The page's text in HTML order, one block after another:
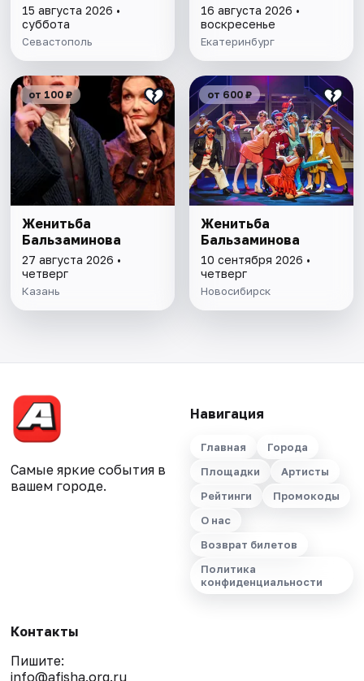
15 августа 2026 •
суббота
Севастополь
16 августа 2026 •
воскресенье
Екатеринбург
от 100 ₽
Женитьба
Бальзаминова
27 августа 2026 •
четверг
Казань
от 600 ₽
Женитьба
Бальзаминова
10 сентября 2026 •
четверг
Новосибирск
Самые яркие события в
вашем городе.
Навигация
Главная
Города
Площадки
Артисты
Рейтинги
Промокоды
О нас
Возврат билетов
Политика
конфиденциальности
Контакты
Пишите:
info@afisha.org.ru